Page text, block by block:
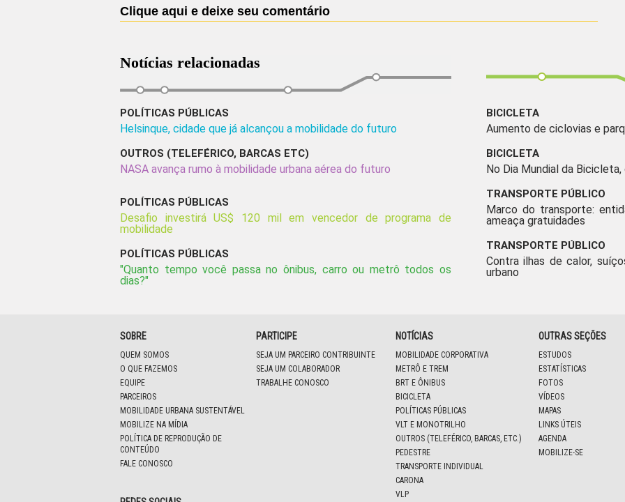
Clique aqui e deixe seu comentário
Notícias relacionadas
POLÍTICAS PÚBLICAS
Helsinque, cidade que já alcançou a mobilidade do futuro
OUTROS (TELEFÉRICO, BARCAS ETC)
NASA avança rumo à mobilidade urbana aérea do futuro
POLÍTICAS PÚBLICAS
Desafio investirá US$ 120 mil em vencedor de programa de
mobilidade
POLÍTICAS PÚBLICAS
"Quanto tempo você passa no ônibus, carro ou metrô todos os
dias?"
BICICLETA
Aumento de ciclovias e
BICICLETA
No Dia Mundial da
TRANSPORTE PÚBLICO
Marco do transporte:
ameaça gratuidades
TRANSPORTE PÚBLICO
Contra ilhas de calor,
urbano
SOBRE
QUEM SOMOS
O QUE FAZEMOS
EQUIPE
PARCEIROS
MOBILIDADE URBANA SUSTENTÁVEL
MOBILIZE NA MÍDIA
POLÍTICA DE REPRODUÇÃO DE
CONTEÚDO
FALE CONOSCO
PARTICIPE
SEJA UM PARCEIRO CONTRIBUINTE
SEJA UM COLABORADOR
TRABALHE CONOSCO
NOTÍCIAS
MOBILIDADE CORPORATIVA
METRÔ E TREM
BRT E ÔNIBUS
BICICLETA
POLÍTICAS PÚBLICAS
VLT E MONOTRILHO
OUTROS (TELEFÉRICO, BARCAS, ETC.)
PEDESTRE
TRANSPORTE INDIVIDUAL
CARONA
VLP
OUTRAS SEÇÕES
ESTUDOS
ESTATÍSTICAS
FOTOS
VÍDEOS
MAPAS
LINKS ÚTEIS
AGENDA
MOBILIZE-SE